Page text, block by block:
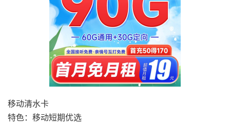
移动清水卡
特色：移动短期优选